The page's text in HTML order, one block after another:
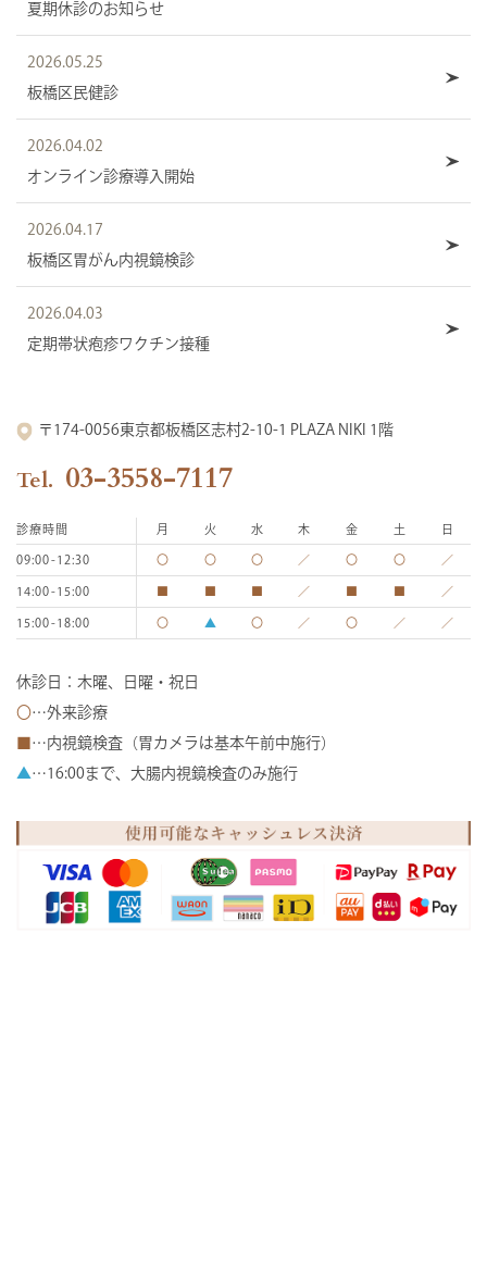
夏期休診のお知らせ
2026.05.25
板橋区民健診
2026.04.02
オンライン診療導入開始
2026.04.17
板橋区胃がん内視鏡検診
2026.04.03
定期帯状疱疹ワクチン接種
〒174-0056東京都板橋区志村2-10-1 PLAZA NIKI 1階
03-3558-7117
診療時間 月 火 水 木 金 土 日
09:00-12:30 〇 〇 〇 ／ 〇 〇 ／
14:00-15:00 ■ ■ ■ ／ ■ ■ ／
15:00-18:00 〇 ▲ 〇 ／ 〇 ／ ／
休診日：木曜、日曜・祝日
〇…外来診療
…内視鏡検査（胃カメラは基本午前中施行）
▲…16:00まで、大腸内視鏡検査のみ施行